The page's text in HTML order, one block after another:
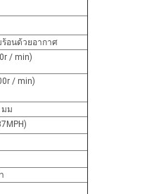
ร้อนด้วยอากาศ
/ min)
/ min)
มม